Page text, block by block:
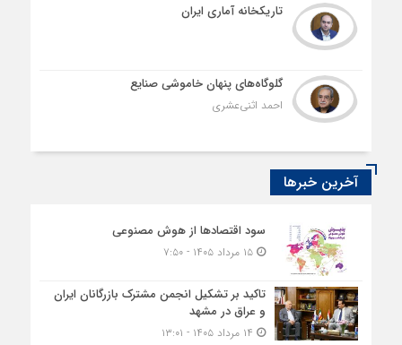
تاریکخانه آماری ایران
گلوگاه‌های پنهان خاموشی صنایع
احمد اثنی‌عشری
آخرین خبرها
سود اقتصاد‌ها از هوش مصنوعی
۱۵ مرداد ۱۴۰۵ - ۷:۵۰
تاکید بر تشکیل انجمن مشترک بازرگانان ایران
و عراق در مشهد